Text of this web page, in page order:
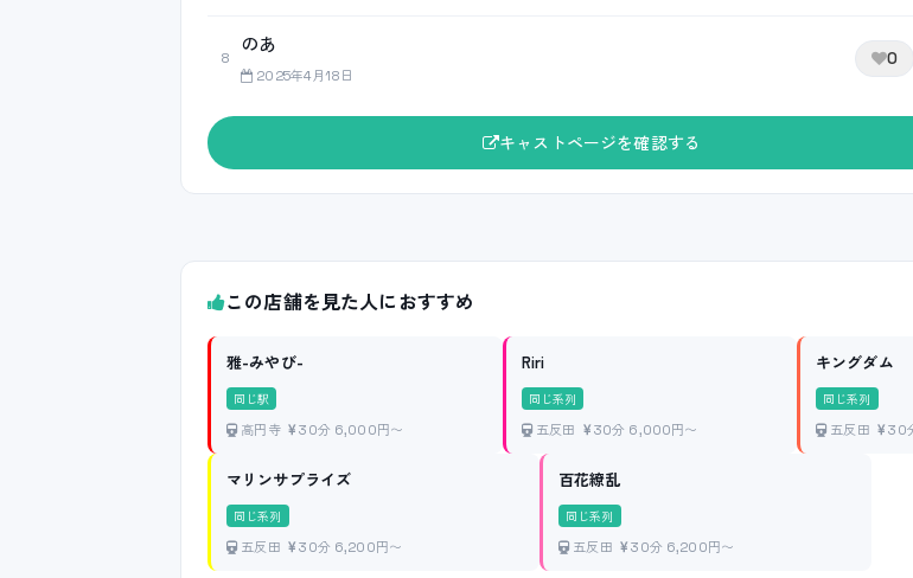
8
のあ
2025年4月18日
0
キャストページを確認する
この店舗を見た人におすすめ
雅-みやび-
同じ駅
高円寺 30分 6,000円〜
Riri
同じ系列
五反田 30分 6,000円〜
キングダム
同じ系列
五反田 30
マリンサプライズ
同じ系列
五反田 30分 6,200円〜
百花繚乱
同じ系列
五反田 30分 6,200円〜